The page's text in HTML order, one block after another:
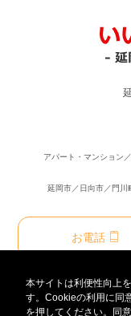
本サイトは利便性向上
す。Cookieの利用に同
を押してください。同
アパート・マンション
延岡市／日向市／門川
お電話